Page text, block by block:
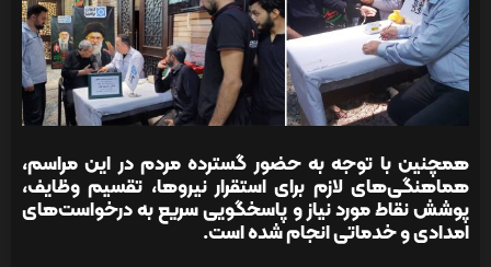
همچنین با توجه به حضور گسترده مردم در این مراسم،
هماهنگی‌های لازم برای استقرار نیروها، تقسیم وظایف،
پوشش نقاط مورد نیاز و پاسخگویی سریع به درخواست‌های
امدادی و خدماتی انجام شده است.